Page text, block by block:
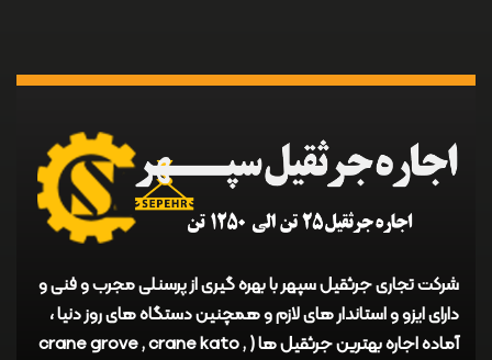
شرکت تجاری جرثقیل سپهر با بهره گیری از پرسنلی مجرب و فنی و
دارای ایزو و استاندار های لازم و همچنین دستگاه های روز دنیا ،
آماده اجاره بهترین جرثقیل ها ( crane grove , crane kato ,